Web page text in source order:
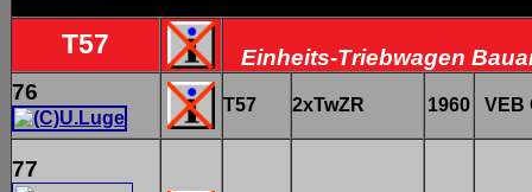
T57
Einheits-Triebwagen
76
T57 2xTwZR 1960 VEB
77